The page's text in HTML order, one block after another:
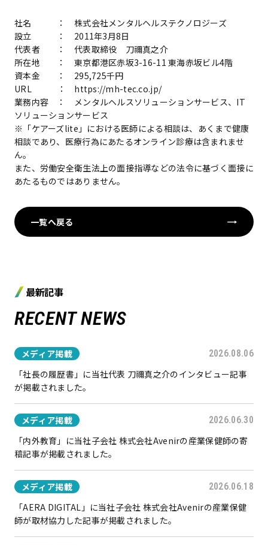
社名 ： 株式会社メンタルヘルステクノロジーズ
設立 ： 2011年3月8日
代表者 ： 代表取締役 刀禰真之介
所在地 ： 東京都港区赤坂3-16-11 東海赤坂ビル4階
資本金 ： 295,725千円
URL ： https://mh-tec.co.jp/
業務内容 ： メンタルヘルスソリューションサービス、IT
ソリューションサービス
※「ケアーズlite」における医師による相談は、あくまで健康
相談であり、医療行為にあたるオンライン診療は含まれませ
ん。
また、労働安全衛生法上の面接指導などの法令に基づく面接に
あたるものではありません。
一覧へ戻る
最新記事
RECENT NEWS
メディア掲載 2026.08.06
「社長の履歴書」に当社代表 刀禰真之介のインタビュー記事
が掲載されました。
メディア掲載 2026.06.30
「内外教育」に当社子会社 株式会社Avenirの産業保健師の寄
稿記事が掲載されました。
メディア掲載 2026.06.18
「AERA DIGITAL」に当社子会社 株式会社Avenirの産業保健
師が取材協力した記事が掲載されました。